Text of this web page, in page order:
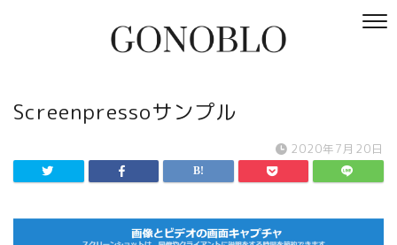
Screenpressoサンプル
2020年7月20日